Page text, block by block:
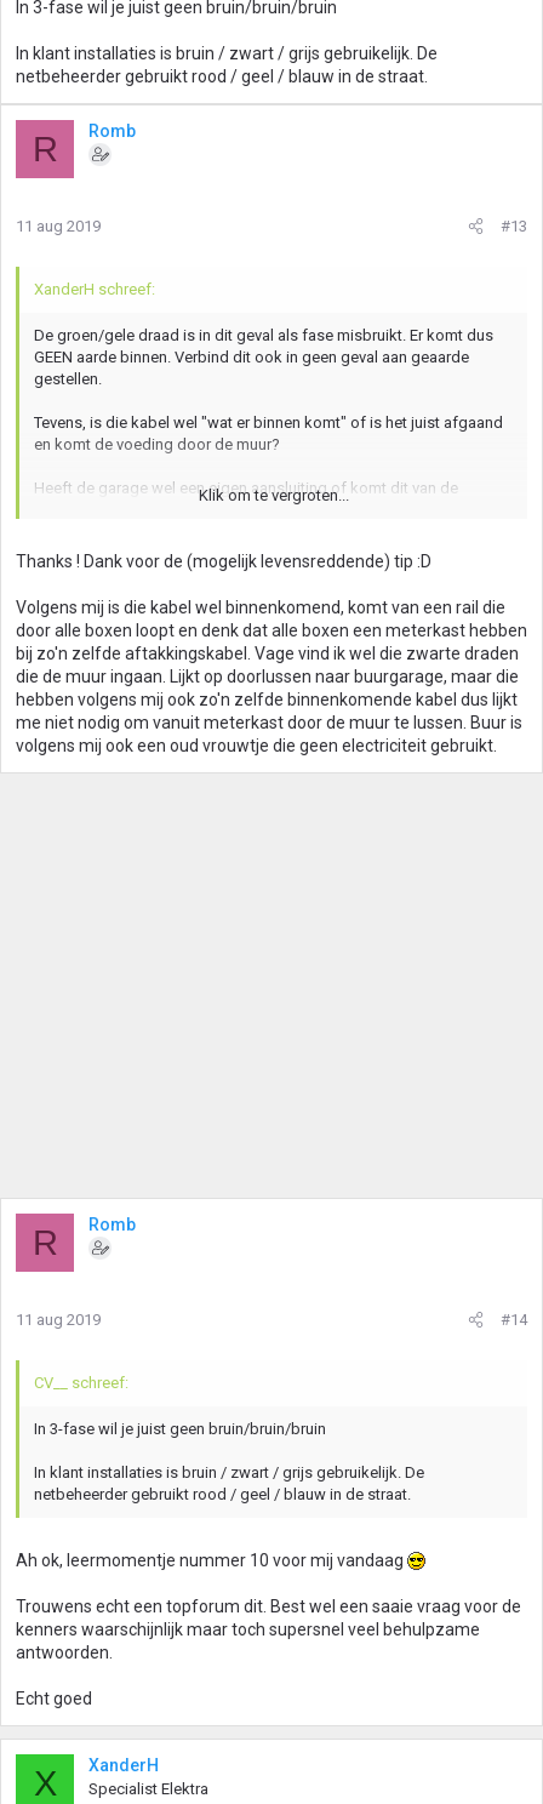
In 3-fase wil je juist geen bruin/bruin/bruin
In klant installaties is bruin / zwart / grijs gebruikelijk. De
netbeheerder gebruikt rood / geel / blauw in de straat.
R Romb
11 aug 2019 #13
XanderH schreef:
De groen/gele draad is in dit geval als fase misbruikt. Er komt dus
GEEN aarde binnen. Verbind dit ook in geen geval aan geaarde
gestellen.
Tevens, is die kabel wel "wat er binnen komt" of is het juist afgaand
en komt de voeding door de muur?
Heeft de garage wel een eigen aansluiting of komt dit van de
Klik om te vergroten...
Thanks ! Dank voor de (mogelijk levensreddende) tip :D
Volgens mij is die kabel wel binnenkomend, komt van een rail die
door alle boxen loopt en denk dat alle boxen een meterkast hebben
bij zo'n zelfde aftakkingskabel. Vage vind ik wel die zwarte draden
die de muur ingaan. Lijkt op doorlussen naar buurgarage, maar die
hebben volgens mij ook zo'n zelfde binnenkomende kabel dus lijkt
me niet nodig om vanuit meterkast door de muur te lussen. Buur is
volgens mij ook een oud vrouwtje die geen electriciteit gebruikt.
R Romb
11 aug 2019 #14
CV__ schreef:
In 3-fase wil je juist geen bruin/bruin/bruin
In klant installaties is bruin / zwart / grijs gebruikelijk. De
netbeheerder gebruikt rood / geel / blauw in de straat.
Ah ok, leermomentje nummer 10 voor mij vandaag
Trouwens echt een topforum dit. Best wel een saaie vraag voor de
kenners waarschijnlijk maar toch supersnel veel behulpzame
antwoorden.
Echt goed
X XanderH
Specialist Elektra